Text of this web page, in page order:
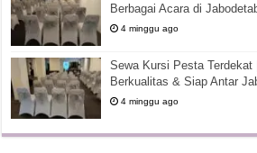
Berbagai Acara di
4 minggu ago
Sewa Kursi Pesta Terdekat
Berkualitas & Siap Antar
4 minggu ago